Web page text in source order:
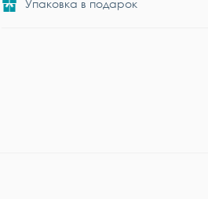
Упаковка в подарок